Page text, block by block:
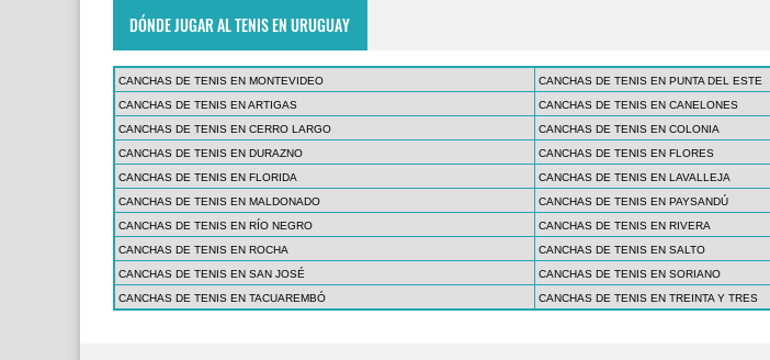
DÓNDE JUGAR AL TENIS EN URUGUAY
CANCHAS DE TENIS EN MONTEVIDEO
CANCHAS DE TENIS EN PUNTA DEL ESTE
CANCHAS DE TENIS EN ARTIGAS
CANCHAS DE TENIS EN CANELONES
CANCHAS DE TENIS EN CERRO LARGO
CANCHAS DE TENIS EN COLONIA
CANCHAS DE TENIS EN DURAZNO
CANCHAS DE TENIS EN FLORES
CANCHAS DE TENIS EN FLORIDA
CANCHAS DE TENIS EN LAVALLEJA
CANCHAS DE TENIS EN MALDONADO
CANCHAS DE TENIS EN PAYSANDÚ
CANCHAS DE TENIS EN RÍO NEGRO
CANCHAS DE TENIS EN RIVERA
CANCHAS DE TENIS EN ROCHA
CANCHAS DE TENIS EN SALTO
CANCHAS DE TENIS EN SAN JOSÉ
CANCHAS DE TENIS EN SORIANO
CANCHAS DE TENIS EN TACUAREMBÓ
CANCHAS DE TENIS EN TREINTA Y TRES